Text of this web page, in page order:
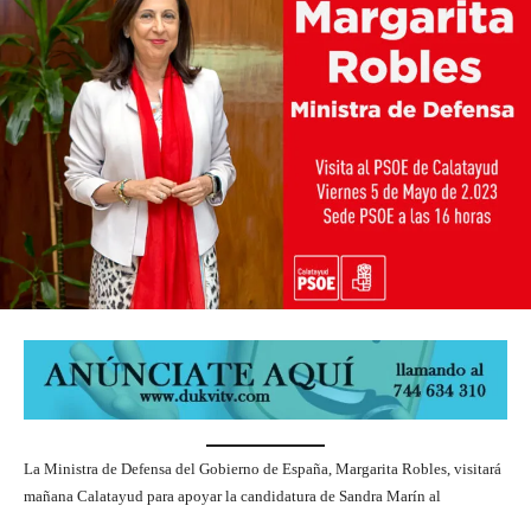
La Ministra de Defensa del Gobierno de España, Margarita Robles, visitará
mañana Calatayud para apoyar la candidatura de Sandra Marín al